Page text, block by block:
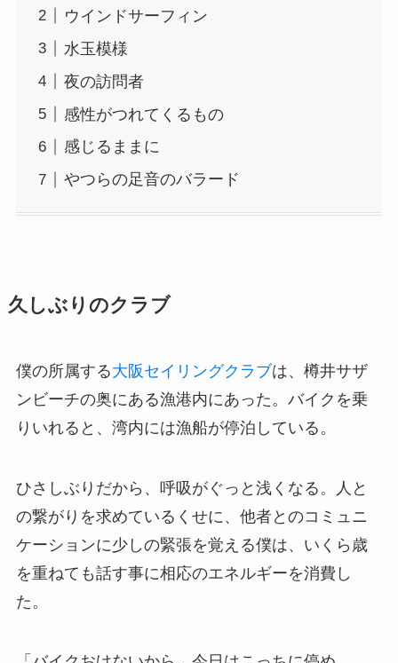
ウインドサーフィン
水玉模様
夜の訪問者
感性がつれてくるもの
感じるままに
やつらの足音のバラード
久しぶりのクラブ
僕の所属する大阪セイリングクラブは、樽井サザ
ンビーチの奥にある漁港内にあった。バイクを乗
りいれると、湾内には漁船が停泊している。
ひさしぶりだから、呼吸がぐっと浅くなる。人と
の繋がりを求めているくせに、他者とのコミュニ
ケーションに少しの緊張を覚える僕は、いくら歳
を重ねても話す事に相応のエネルギーを消費し
た。